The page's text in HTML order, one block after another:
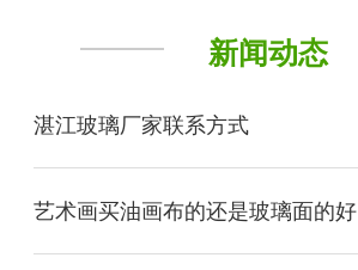
新闻动态
湛江玻璃厂家联系方式
艺术画买油画布的还是玻璃面的好